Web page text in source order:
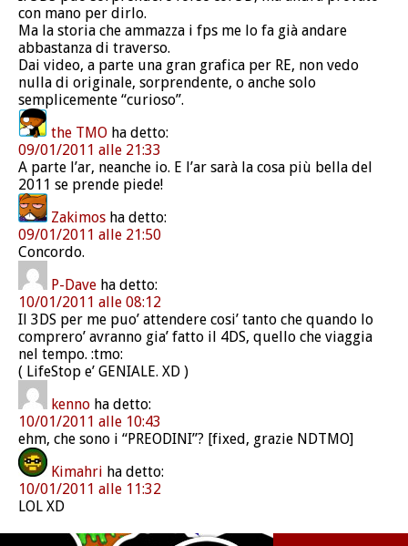
con mano per dirlo.
Ma la storia che ammazza i fps me lo fa già andare
abbastanza di traverso.
Dai video, a parte una gran grafica per RE, non vedo
nulla di originale, sorprendente, o anche solo
semplicemente “curioso”.
the TMO ha detto:
09/01/2011 alle 21:33
A parte l’ar, neanche io. E l’ar sarà la cosa più bella del
2011 se prende piede!
Zakimos ha detto:
09/01/2011 alle 21:50
Concordo.
P-Dave ha detto:
10/01/2011 alle 08:12
Il 3DS per me puo’ attendere cosi’ tanto che quando lo
comprero’ avranno gia’ fatto il 4DS, quello che viaggia
nel tempo. :tmo:
( LifeStop e’ GENIALE. XD )
kenno ha detto:
10/01/2011 alle 10:43
ehm, che sono i “PREODINI”? [fixed, grazie NDTMO]
Kimahri ha detto:
10/01/2011 alle 11:32
LOL XD